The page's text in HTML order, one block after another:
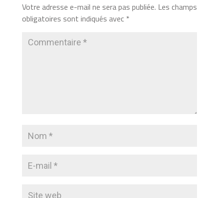
Votre adresse e-mail ne sera pas publiée. Les champs
obligatoires sont indiqués avec *